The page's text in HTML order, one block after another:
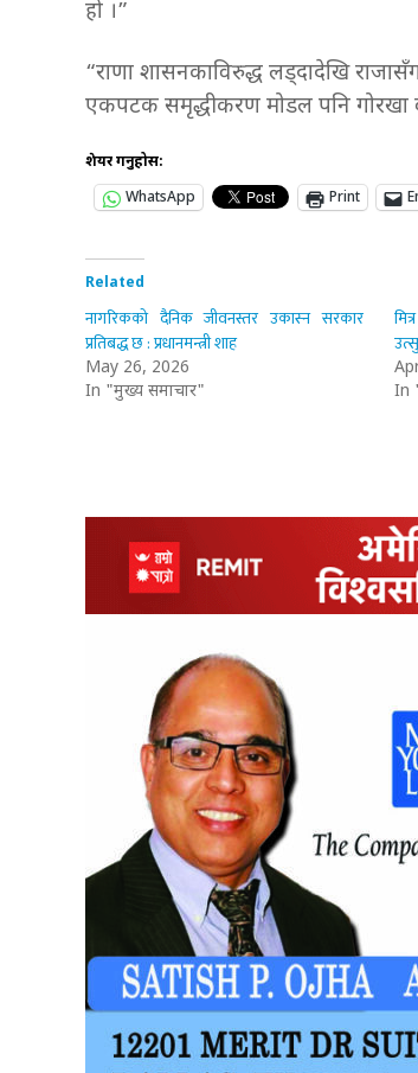
हो ।”
“राणा शासनकाविरुद्ध लड्दादेखि
एकपटक समृद्धीकरण मोडल पनि गोरखा
शेयर गर्नुहोस:
WhatsApp
Print
Related
नागरिकको दैनिक जीवनस्तर उकास्न सरकार
प्रतिबद्ध छ : प्रधानमन्त्री शाह
May 26, 2026
In "मुख्य समाचार"
In